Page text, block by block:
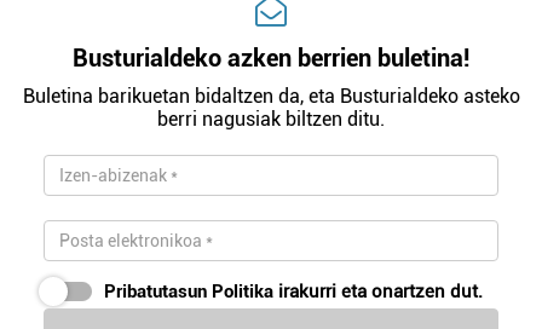
Busturialdeko azken berrien buletina!
Buletina barikuetan bidaltzen da, eta Busturialdeko asteko
berri nagusiak biltzen ditu.
Pribatutasun Politika irakurri eta onartzen dut.